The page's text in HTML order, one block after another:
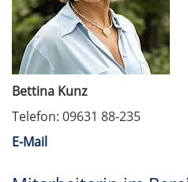
Bettina Kunz
Telefon: 09631 88-235
E-Mail